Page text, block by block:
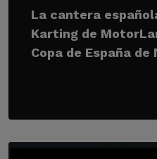
La cantera
Karting de
Copa de España